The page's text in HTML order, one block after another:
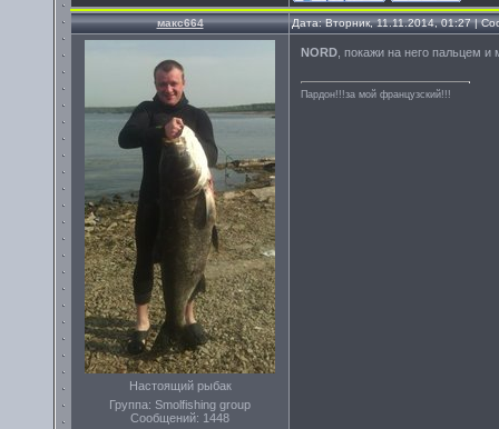
макс664 Дата: Вторник, 11.11.2014, 01:27 |
Настоящий рыбак
Группа: Smolfishing group
Сообщений: 1448
NORD , покажи на него пальцем
Пардон!!!за мой французский!!!